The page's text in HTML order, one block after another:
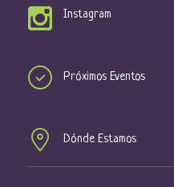
Instagram
Próximos Eventos
Dónde Estamos